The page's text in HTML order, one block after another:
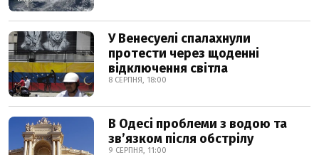
У Венесуелі спалахнули
протести через щоденні
відключення світла
8 СЕРПНЯ, 18:00
В Одесі проблеми з водою та
звʼязком після обстрілу
9 СЕРПНЯ, 11:00